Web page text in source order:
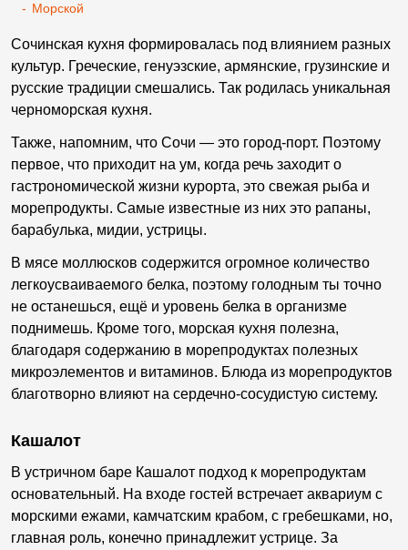
- Морской
Сочинская кухня формировалась под влиянием разных
культур. Греческие, генуэзские, армянские, грузинские и
русские традиции смешались. Так родилась уникальная
черноморская кухня.
Также, напомним, что Сочи — это город-порт. Поэтому
первое, что приходит на ум, когда речь заходит о
гастрономической жизни курорта, это свежая рыба и
морепродукты. Самые известные из них это рапаны,
барабулька, мидии, устрицы.
В мясе моллюсков содержится огромное количество
легкоусваиваемого белка, поэтому голодным ты точно
не останешься, ещё и уровень белка в организме
поднимешь. Кроме того, морская кухня полезна,
благодаря содержанию в морепродуктах полезных
микроэлементов и витаминов. Блюда из морепродуктов
благотворно влияют на сердечно-сосудистую систему.
Кашалот
В устричном баре Кашалот подход к морепродуктам
основательный. На входе гостей встречает аквариум с
морскими ежами, камчатским крабом, с гребешками, но,
главная роль, конечно принадлежит устрице. За